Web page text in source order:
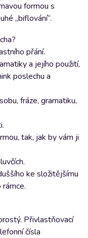
formou s
„biflování“.
přání.
a jejího použití,
poslechu a
fráze, gramatiku,
tak, jak by vám ji
ke složitějšímu
Přivlastňovací
čísla